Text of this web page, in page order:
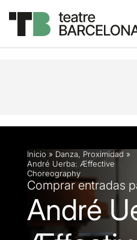
Descripción Ficha
Inicio » Danza, Proximidad »
André Uerba: Æffective
Choreography
Comprar entradas
André